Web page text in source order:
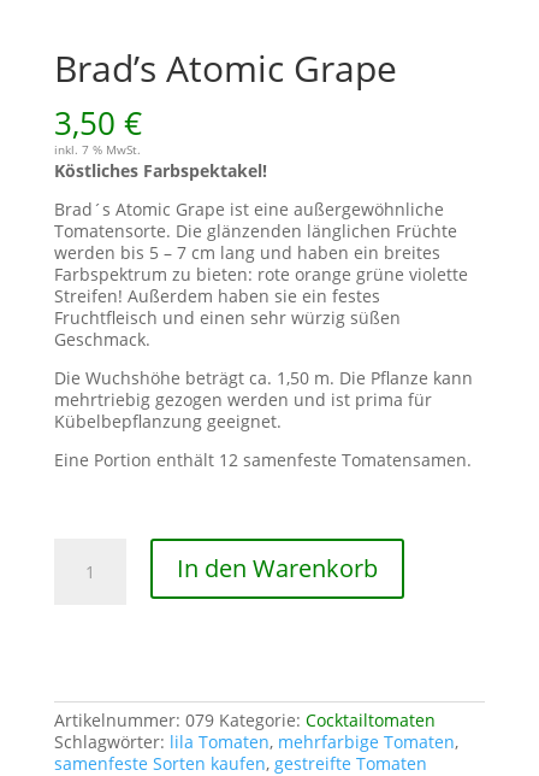
Brad’s Atomic Grape
3,50 €
inkl. 7 % MwSt.
Köstliches Farbspektakel!
Brad´s Atomic Grape ist eine außergewöhnliche
Tomatensorte. Die glänzenden länglichen Früchte
werden bis 5 – 7 cm lang und haben ein breites
Farbspektrum zu bieten: rote orange grüne violette
Streifen! Außerdem haben sie ein festes
Fruchtfleisch und einen sehr würzig süßen
Geschmack.
Die Wuchshöhe beträgt ca. 1,50 m. Die Pflanze kann
mehrtriebig gezogen werden und ist prima für
Kübelbepflanzung geeignet.
Eine Portion enthält 12 samenfeste Tomatensamen.
Atomic
In den Warenkorb
Artikelnummer: 079 Kategorie: Cocktailtomaten
Schlagwörter: lila Tomaten, mehrfarbige Tomaten,
samenfeste Sorten kaufen, gestreifte Tomaten